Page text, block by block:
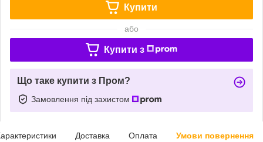
Купити
або
Купити з
Що таке купити з Пром?
Замовлення під захистом
Доставка Оплата Умови повернення